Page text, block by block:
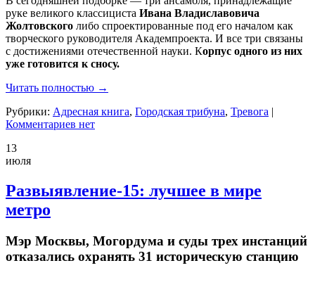
руке великого классициста Ивана Владиславовича
Жолтовского либо спроектированные под его началом как
творческого руководителя Академпроекта. И все три связаны
с достижениями отечественной науки. Корпус одного из них
уже готовится к сносу.
Читать полностью →
Рубрики: Адресная книга, Городская трибуна, Тревога |
Комментариев нет
13
июля
Развыявление-15: лучшее в мире
метро
Мэр Москвы, Могордума и суды трех инстанций
отказались охранять 31 историческую станцию